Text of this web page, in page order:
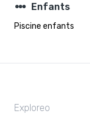
steppers Enfants
Piscine enfants
Exploreo